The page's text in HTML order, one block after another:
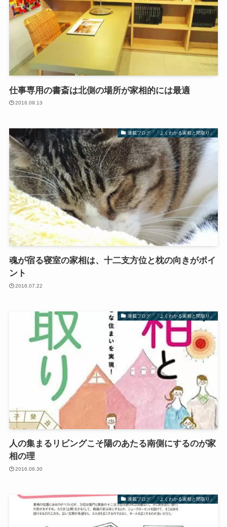
仕事専用の書斎は北側の場所が家相的には最適
2016.09.13
連載ブログ「「よくわかる家相と間取り」
魂が宿る寝室の家相は、十二支方位と枕の向きがポイ
ント
2016.07.22
連載ブログ「「よくわかる家相と間取り」
人の集まるリビングこそ陽のあたる南側にするのが家
相の理
2016.06.30
連載ブログ「「よくわかる家相と間取り」